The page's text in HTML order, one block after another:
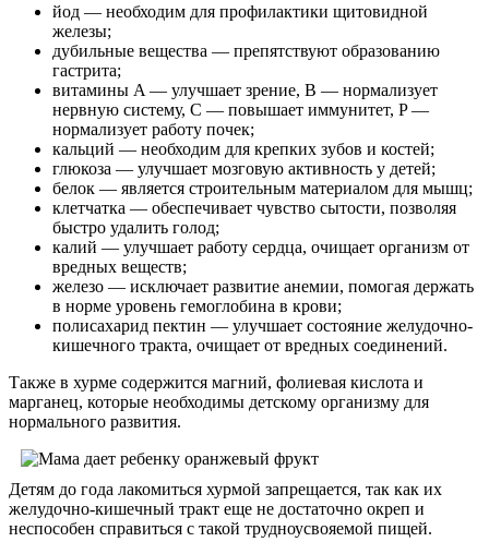
йод — необходим для профилактики щитовидной
железы;
дубильные вещества — препятствуют образованию
гастрита;
витамины A — улучшает зрение, B — нормализует
нервную систему, C — повышает иммунитет, P —
нормализует работу почек;
кальций — необходим для крепких зубов и костей;
глюкоза — улучшает мозговую активность у детей;
белок — является строительным материалом для мышц;
клетчатка — обеспечивает чувство сытости, позволяя
быстро удалить голод;
калий — улучшает работу сердца, очищает организм от
вредных веществ;
железо — исключает развитие анемии, помогая держать
в норме уровень гемоглобина в крови;
полисахарид пектин — улучшает состояние желудочно-
кишечного тракта, очищает от вредных соединений.
Также в хурме содержится магний, фолиевая кислота и
марганец, которые необходимы детскому организму для
нормального развития.
Детям до года лакомиться хурмой запрещается, так как их
желудочно-кишечный тракт еще не достаточно окреп и
неспособен справиться с такой трудноусвояемой пищей.